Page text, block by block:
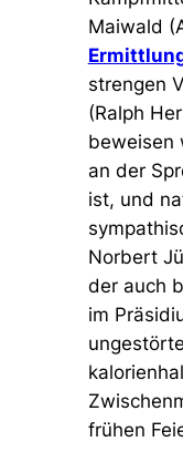
Maiwald
strengen
(Ralph
beweisen
an der
ist, und
Norbert
der auch
im
frühen